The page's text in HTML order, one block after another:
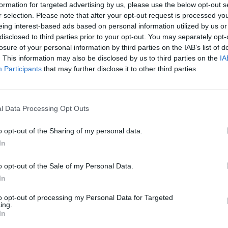
for targeted advertising by us, please use the below opt-out
selection. Please note that after your opt-out request is processed
interest-based ads based on personal information utilized by us
to third parties prior to your opt-out. You may separately
of your personal information by third parties on the IAB’s list of
This information may also be disclosed by us to third parties on the
Participants that may further disclose it to other third parties.
Data Processing Opt Outs
opt-out of the Sharing of my personal data.
opt-out of the Sale of my Personal Data.
opt-out of processing my Personal Data for Targeted
csomaggal mentik meg az
gazdaságmentő csomag kibővítését, az
fűzött szenátusi módosítójavaslatok egy
váró új intézkedések szerint egyebek között három
49 személyt foglalkoztató cégeket a tb-járulék felének
terjesztik ki az egyéni vállalkozók elmaradt bevételeit
és támogatást adnak a karanténba helyezett...